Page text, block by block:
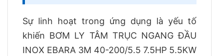
Sự linh hoạt trong ứng dụng là yếu tố
khiến BƠM LY TÂM TRỤC NGANG ĐẦU
INOX EBARA 3M 40-200/5.5 7.5HP 5.5KW